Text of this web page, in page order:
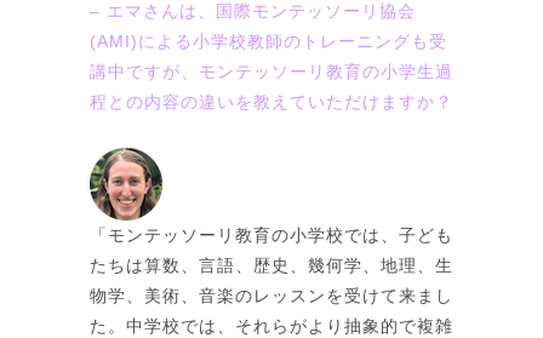
– エマさんは、国際モンテッソーリ協会
(AMI)による小学校教師のトレーニングも受
講中ですが、モンテッソーリ教育の小学生過
程との内容の違いを教えていただけますか？
「モンテッソーリ教育の小学校では、子ども
たちは算数、言語、歴史、幾何学、地理、生
物学、美術、音楽のレッスンを受けて来まし
た。中学校では、それらがより抽象的で複雑